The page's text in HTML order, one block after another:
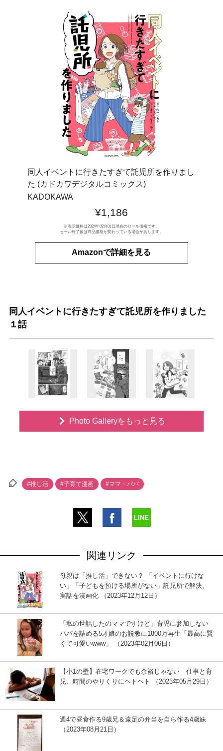
同人イベントに行きたすぎて託児所を作りまし
た (カドカワデジタルコミックス)
KADOKAWA
¥1,186
※表示価格は2024年02月01日現在のセール価格です。
セール終了後は商品価格が変わっている場合があります。
Amazonで詳細を見る
同人イベントに行きたすぎて託児所を作りました
１話
Photo Galleryをもっと見る
#推し活 #子育て漫画 #ママ・パパ
関連リンク
母親は「推し活」できない？ 「イベントに行けな
い」「子どもを預ける場所がない」託児所で解決、
実話を漫画化 （2023年12月12日）
「私の世話したのママですけど」育児に参加しない
パパを詰める5才娘のお説教に1800万再生「最高に賢
くて可愛いwww」 （2023年02月06日）
【小1の壁】在宅ワークでも余裕じゃない 仕事と育
児、時間のやりくりにヘトヘト （2023年05月29日）
週4で昼食作る9歳兄＆遠足の弁当を自ら作る4歳妹
（2023年08月21日）